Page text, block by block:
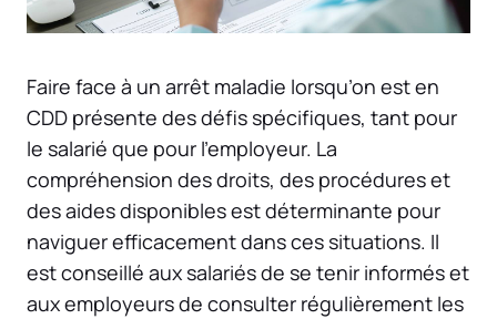
Faire face à un arrêt maladie lorsqu’on est en
CDD présente des défis spécifiques, tant pour
le salarié que pour l’employeur. La
compréhension des droits, des procédures et
des aides disponibles est déterminante pour
naviguer efficacement dans ces situations. Il
est conseillé aux salariés de se tenir informés et
aux employeurs de consulter régulièrement les